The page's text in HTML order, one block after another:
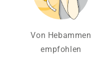
Von Hebammen
empfohlen